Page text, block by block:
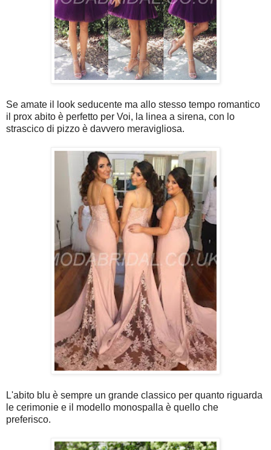
Se amate il look seducente ma allo stesso tempo romantico
il prox abito è perfetto per Voi, la linea a sirena, con lo
strascico di pizzo è davvero meravigliosa.
L'abito blu è sempre un grande classico per quanto riguarda
le cerimonie e il modello monospalla è quello che
preferisco.